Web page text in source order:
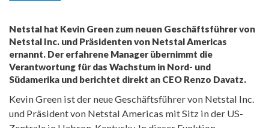
Netstal hat Kevin Green zum neuen Geschäftsführer von
Netstal Inc. und Präsidenten von Netstal Americas
ernannt. Der erfahrene Manager übernimmt die
Verantwortung für das Wachstum in Nord- und
Südamerika und berichtet direkt an CEO Renzo Davatz.
Kevin Green ist der neue Geschäftsführer von Netstal Inc.
und Präsident von Netstal Americas mit Sitz in der US-